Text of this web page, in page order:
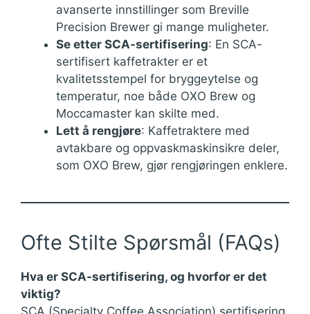
avanserte innstillinger som Breville
Precision Brewer gi mange muligheter.
Se etter SCA-sertifisering: En SCA-
sertifisert kaffetrakter er et
kvalitetsstempel for bryggeytelse og
temperatur, noe både OXO Brew og
Moccamaster kan skilte med.
Lett å rengjøre: Kaffetraktere med
avtakbare og oppvaskmaskinsikre deler,
som OXO Brew, gjør rengjøringen enklere.
Ofte Stilte Spørsmål (FAQs)
Hva er SCA-sertifisering, og hvorfor er det
viktig?
SCA (Specialty Coffee Association) sertifisering